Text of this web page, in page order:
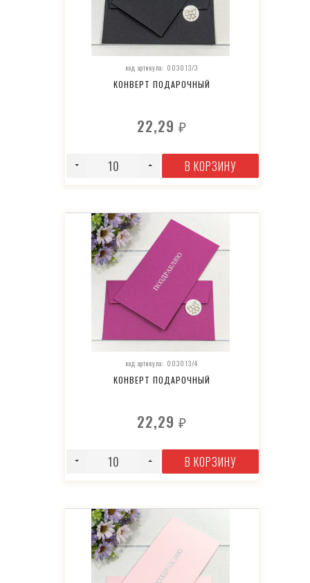
код артикула: 003013/3
КОНВЕРТ ПОДАРОЧНЫЙ
22,29₽
В КОРЗИНУ
код артикула: 003013/4
КОНВЕРТ ПОДАРОЧНЫЙ
22,29₽
В КОРЗИНУ